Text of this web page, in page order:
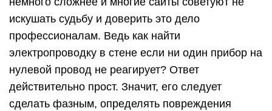
искушать судьбу и доверить это дело
профессионалам. Ведь как найти
электропроводку в стене если ни один прибор на
нулевой провод не реагирует? Ответ
действительно прост. Значит, его следует
сделать фазным, определять повреждения